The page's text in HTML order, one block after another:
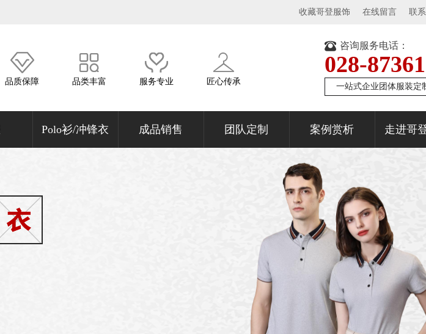
收藏哥登服饰 在线留言 联
品质保障 品类丰富 服务专业 匠心传承
咨询服务电话：
028-
一站式企业团体服装定
Polo衫/冲锋衣 成品销售 团队定制 案例赏析 走进哥